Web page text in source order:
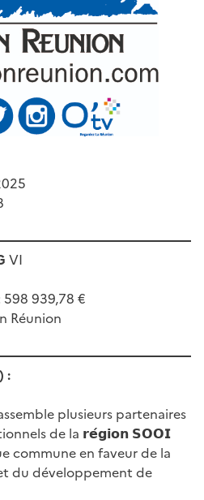
VI
939,78 €
Réunion
:
plusieurs partenaires
de la 𝗿𝗲́𝗴𝗶𝗼𝗻 𝗦𝗢𝗢𝗜
commune en faveur de la
du développement de